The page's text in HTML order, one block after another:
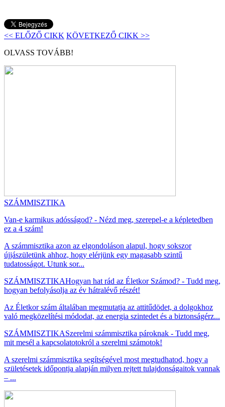
<< ELŐZŐ CIKK KÖVETKEZŐ CIKK >>
OLVASS TOVÁBB!
SZÁMMISZTIKA
Van-e karmikus adósságod? - Nézd meg, szerepel-e a képletedben
ez a 4 szám!
A számmisztika azon az elgondoláson alapul, hogy sokszor
újjászületünk ahhoz, hogy elérjünk egy magasabb szintű
tudatosságot. Utunk sor...
SZÁMMISZTIKAHogyan hat rád az Életkor Számod? - Tudd meg,
hogyan befolyásolja az év hátralévő részét!
Az Életkor szám általában megmutatja az attitűdödet, a dolgokhoz
való megközelítési módodat, az energia szintedet és a biztonságérz...
SZÁMMISZTIKASzerelmi számmisztika pároknak - Tudd meg,
mit mesél a kapcsolatotokról a szerelmi számotok!
A szerelmi számmisztika segítségével most megtudhatod, hogy a
születésetek időpontja alapján milyen rejtett tulajdonságaitok vannak
– ...